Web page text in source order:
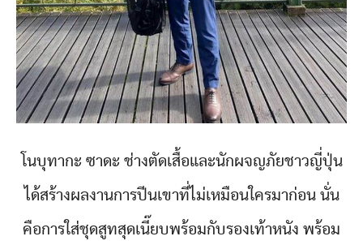
โนบุทากะ ซาดะ ช่างตัดเสื้อและนักผจญภัยชาวญี่ปุ่น
ได้สร้างผลงานการปีนเขาที่ไม่เหมือนใครมาก่อน นั่น
คือการใส่ชุดสูทสุดเนี๊ยบพร้อมกับรองเท้าหนัง พร้อม